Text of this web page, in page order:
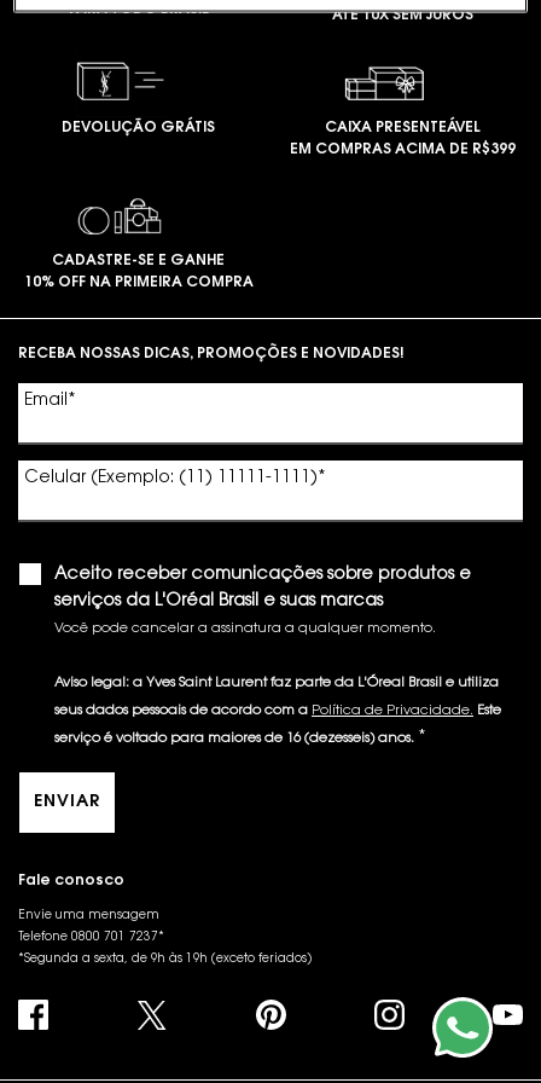
PARA TODO BRASIL
ATÉ 10X SEM JUROS
DEVOLUÇÃO GRÁTIS
CAIXA PRESENTEÁVEL
EM COMPRAS ACIMA DE R$399
CADASTRE-SE E GANHE
10% OFF NA PRIMEIRA COMPRA
RECEBA NOSSAS DICAS, PROMOÇÕES E NOVIDADES!
Email *
Celular (Exemplo: (11) 11111-1111) *
Aceito receber comunicações sobre produtos e
serviços da L'Oréal Brasil e suas marcas
Você pode cancelar a assinatura a qualquer momento.​
Aviso legal: a Yves Saint Laurent faz parte da L'Óreal Brasil e utiliza
seus dados pessoais de acordo com a Política de Privacidade. Este
serviço é voltado para maiores de 16 (dezesseis) anos. *
ENVIAR
Fale conosco
Envie uma mensagem
Telefone 0800 701 7237*
*Segunda a sexta, de 9h às 19h (exceto feriados)